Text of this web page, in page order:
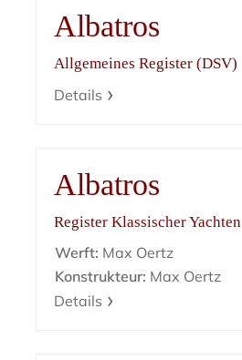
Albatros
Allgemeines Register (DSV)
Details
Albatros
Register Klassischer Yachten
Werft: Max Oertz
Konstrukteur: Max Oertz
Details